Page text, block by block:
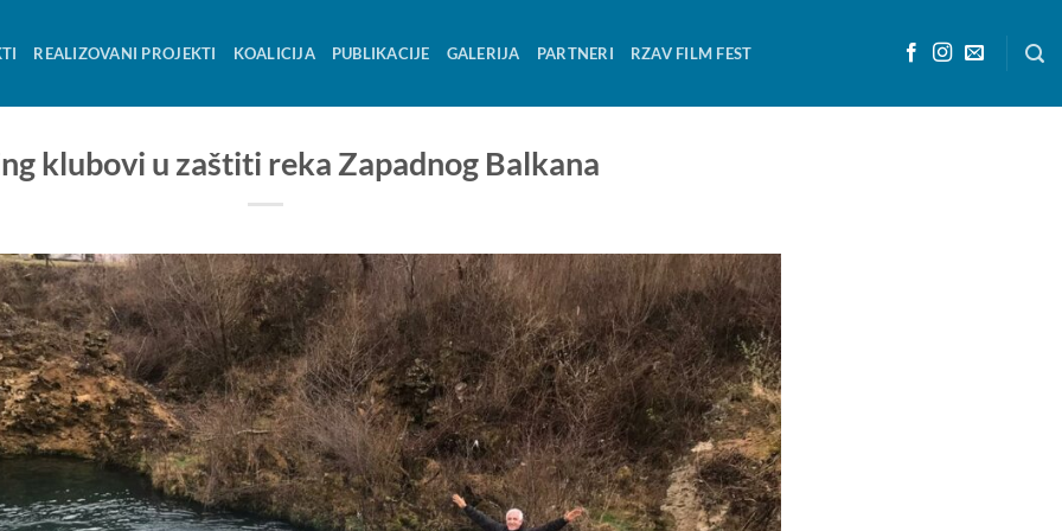
REALIZOVANI PROJEKTI KOALICIJA PUBLIKACIJE GALERIJA PARTNERI RZAV FILM FEST
klubovi u zaštiti reka Zapadnog Balkana